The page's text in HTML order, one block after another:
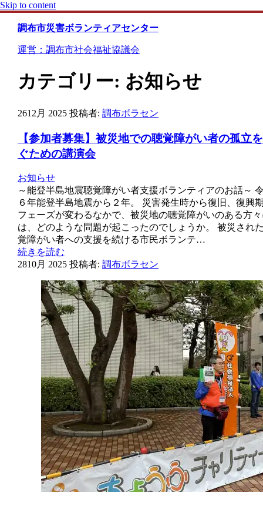
Skip to content
調布市災害ボランティアセンター
運営：調布市社会福祉協議会
カテゴリー: お知らせ
2612月 2025 投稿者: 調布ボラセン
【参加者募集】被災地での聴覚障がい者の孤立
ぐための講演会
お知らせ
～能登半島地震聴覚障がい者支援ボランティアのお話～
６年能登半島地震から２年。 災害発生時から復旧、復興
フェーズが変わるなかで、被災地の聴覚障がいのある方
は、どのような問題が起こったのでしょうか。 被災され
覚障がい者への支援を続ける市民ボランテ…
続きを読む
2810月 2025 投稿者: 調布ボラセン